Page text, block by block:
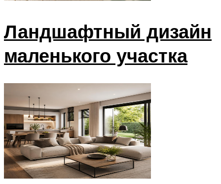
Ландшафтный дизайн
маленького участка